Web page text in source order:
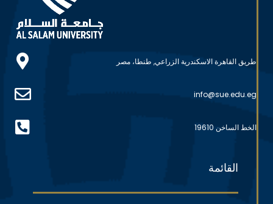
طريق القاهرة الاسكندرية الزراعي, طنطا، مصر
info@sue.edu.eg
الخط الساخن 19610
القائمة